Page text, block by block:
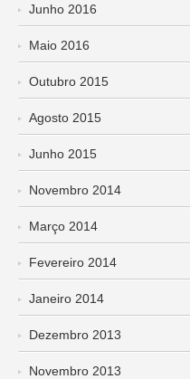
Junho 2016
Maio 2016
Outubro 2015
Agosto 2015
Junho 2015
Novembro 2014
Março 2014
Fevereiro 2014
Janeiro 2014
Dezembro 2013
Novembro 2013